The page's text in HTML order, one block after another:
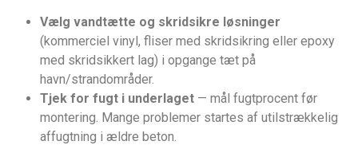
Vælg vandtætte og skridsikre løsninger
(kommerciel vinyl, fliser med skridsikring eller epoxy
med skridsikkert lag) i opgange tæt på
havn/strandområder.
Tjek for fugt i underlaget — mål fugtprocent før
montering. Mange problemer startes af utilstrækkelig
affugtning i ældre beton.